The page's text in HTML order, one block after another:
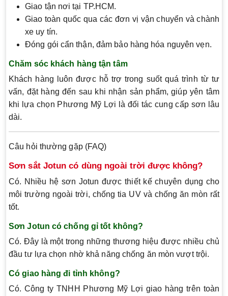
Giao tận nơi tại TP.HCM.
Giao toàn quốc qua các đơn vị vận chuyển và chành
xe uy tín.
Đóng gói cẩn thận, đảm bảo hàng hóa nguyên vẹn.
Chăm sóc khách hàng tận tâm
Khách hàng luôn được hỗ trợ trong suốt quá trình từ tư
vấn, đặt hàng đến sau khi nhận sản phẩm, giúp yên tâm
khi lựa chọn Phương Mỹ Lợi là đối tác cung cấp sơn lâu
dài.
Câu hỏi thường gặp (FAQ)
Sơn sắt Jotun có dùng ngoài trời được không?
Có. Nhiều hệ sơn Jotun được thiết kế chuyên dụng cho
môi trường ngoài trời, chống tia UV và chống ăn mòn rất
tốt.
Sơn Jotun có chống gỉ tốt không?
Có. Đây là một trong những thương hiệu được nhiều chủ
đầu tư lựa chọn nhờ khả năng chống ăn mòn vượt trội.
Có giao hàng đi tỉnh không?
Có. Công ty TNHH Phương Mỹ Lợi giao hàng trên toàn